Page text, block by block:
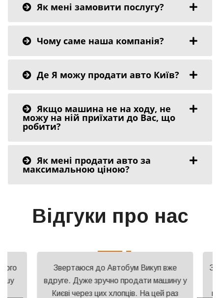
Як мені замовити послугу?
Чому саме наша компанія?
Де Я можу продати авто Київ?
Якщо машина не на ходу, не
можу на ній приїхати до Вас, що
робити?
Як мені продати авто за
максимальною ціною?
Відгуки про нас
Звертаюся до Автобум Викуп вже
вдруге. Дуже зручно продати машину у
Києві через цих хлопців. На цей раз